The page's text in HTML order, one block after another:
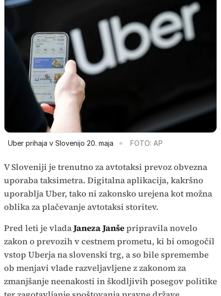
Uber prihaja v Slovenijo 20. maja FOTO: AP
V Sloveniji je trenutno za avtotaksi prevoz obvezna
uporaba taksimetra. Digitalna aplikacija, kakršno
uporablja Uber, tako ni zakonsko urejena kot možna
oblika za plačevanje avtotaksi storitev.
Pred leti je vladaJaneza Janšepripravila novelo
zakon o prevozih v cestnem prometu, ki bi omogočil
vstop Uberja na slovenski trg, a so bile spremembe
ob menjavi vlade razveljavljene z zakonom za
zmanjšanje neenakosti in škodljivih posegov politike